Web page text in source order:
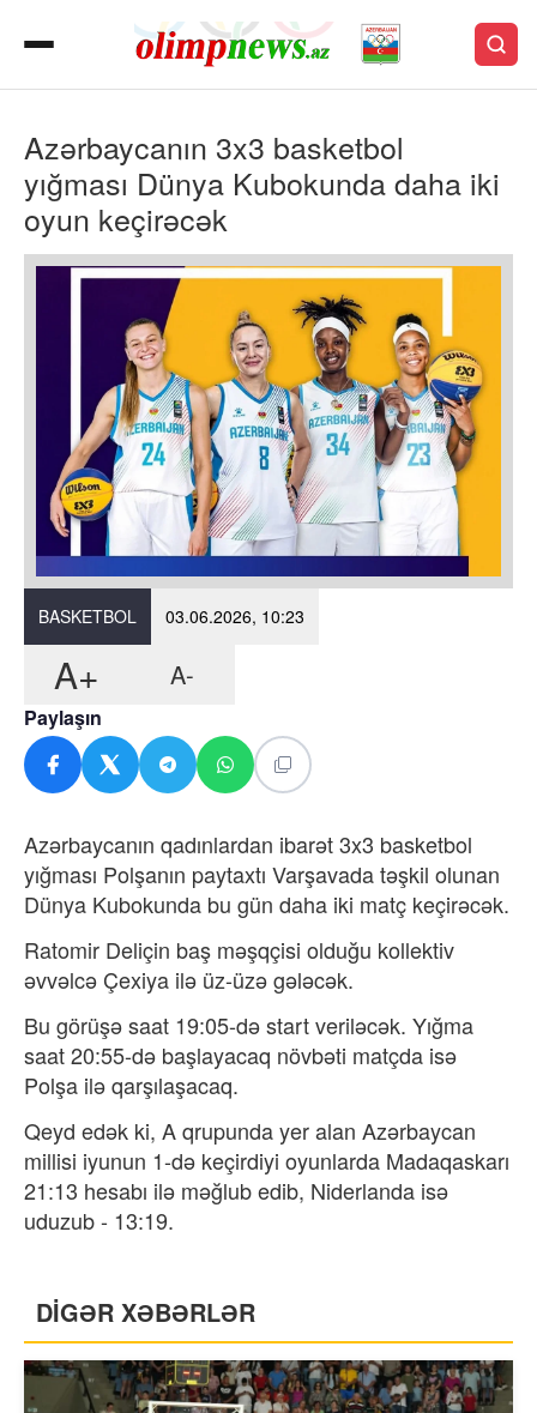
Azərbaycanın 3x3 basketbol
yığması Dünya Kubokunda daha iki
oyun keçirəcək
BASKETBOL 03.06.2026, 10:23
A+ A-
Paylaşın
Azərbaycanın qadınlardan ibarət 3x3 basketbol
yığması Polşanın paytaxtı Varşavada təşkil olunan
Dünya Kubokunda bu gün daha iki matç keçirəcək.
Ratomir Deliçin baş məşqçisi olduğu kollektiv
əvvəlcə Çexiya ilə üz-üzə gələcək.
Bu görüşə saat 19:05-də start veriləcək. Yığma
saat 20:55-də başlayacaq növbəti matçda isə
Polşa ilə qarşılaşacaq.
Qeyd edək ki, A qrupunda yer alan Azərbaycan
millisi iyunun 1-də keçirdiyi oyunlarda Madaqaskarı
21:13 hesabı ilə məğlub edib, Niderlanda isə
uduzub - 13:19.
DİGƏR XƏBƏRLƏR